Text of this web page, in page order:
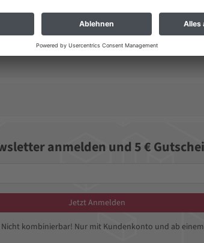
Längsanschlag, Quer-/Gehrungsanschlag,
anmelden und 5 €
Jetzt Anmelden
kombinierbar! Nur mit Kundenkonto und ab